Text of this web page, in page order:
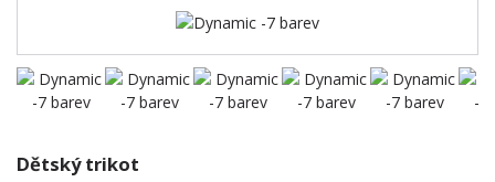
Dětský trikot